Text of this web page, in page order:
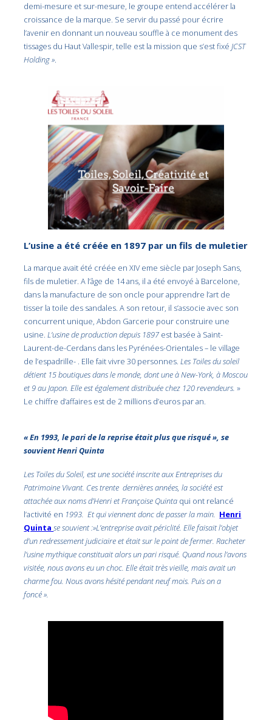
demi-mesure et sur-mesure, le groupe entend accélérer la
croissance de la marque. Se servir du passé pour écrire
l’avenir en donnant un nouveau souffle à ce monument des
tissages du Haut Vallespir, telle est la mission que s’est fixé JCST
Holding ».
L’usine a été créée en 1897 par un fils de muletier
La marque avait été créée en XIV eme siècle par Joseph Sans,
fils de muletier. A l’âge de 14 ans, il a été envoyé à Barcelone,
dans la manufacture de son oncle pour apprendre l’art de
tisser la toile des sandales. A son retour, il s’associe avec son
concurrent unique, Abdon Garcerie pour construire une
usine.L’usine de production depuis 1897 est basée à Saint-
Laurent-de-Cerdans dans les Pyrénées-Orientales – le village
de l’espadrille- . Elle fait vivre 30 personnes.Les Toiles du soleil
détient 15 boutiques dans le monde, dont une à New-York, à Moscou
et 9 au Japon. Elle est également distribuée chez 120 revendeurs. »
Le chiffre d’affaires est de 2 millions d’euros par an.
« En 1993, le pari de la reprise était plus que risqué », se
souvient Henri Quinta
Les Toiles du Soleil, est une société inscrite aux Entreprises du
Patrimoine Vivant. Ces trente dernières années, la société est
attachée aux noms d’Henri et Françoise Quinta qui ont relancé
l’activité en 1993. Et qui viennent donc de passer la main. Henri
Quintase souvient :»L’entreprise avait périclité. Elle faisait l’objet
d’un redressement judiciaire et était sur le point de fermer. Racheter
l’usine mythique constituait alors un pari risqué. Quand nous l’avons
visitée, nous avons eu un choc. Elle était très vieille, mais avait un
charme fou. Nous avons hésité pendant neuf mois. Puis on a
foncé ».